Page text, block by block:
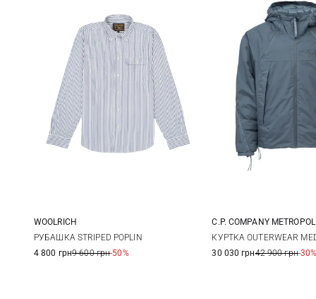
L
WOOLRICH
РУБАШКА STRIPED POPLIN
4 800 грн9 600 грн-50%
M L
C.P. COMPANY
КУРТКА OUTERWEAR
30 030 грн42 900 грн-30%